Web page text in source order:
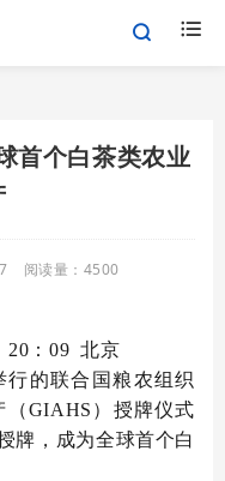
首个白茶类农业
阅读量： 4500
20：09 北京
行的联合国粮农组织
（GIAHS）授牌仪式
牌，成为全球首个白